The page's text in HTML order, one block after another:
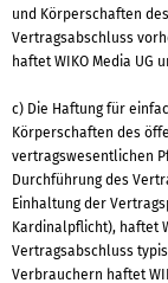
und Körperschaften
Vertragsabschluss
haftet WIKO Media UG
c) Die Haftung für
Körperschaften des
vertragswesentlichen
Durchführung des
Einhaltung der
Kardinalpflicht), haftet
Vertragsabschluss
Verbrauchern haftet